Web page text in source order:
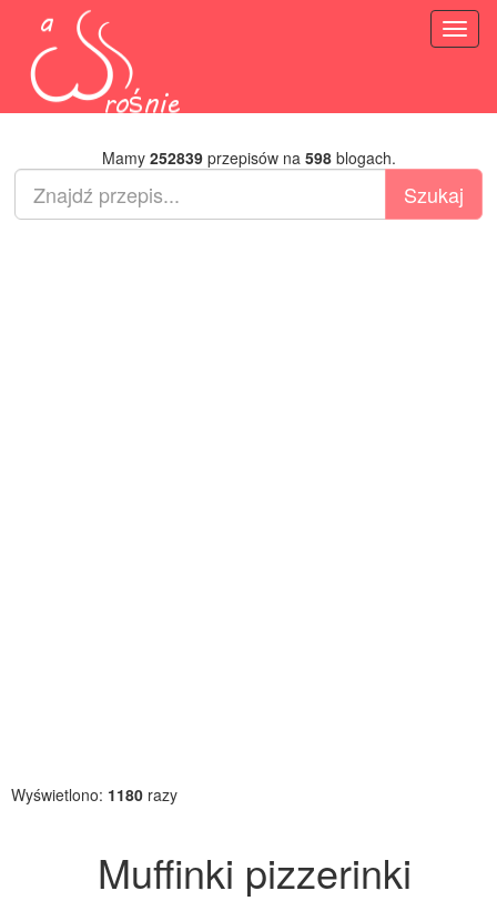
Mamy 252839przepisów na 598blogach.
Wyświetlono: 1180 razy
Muffinki pizzerinki